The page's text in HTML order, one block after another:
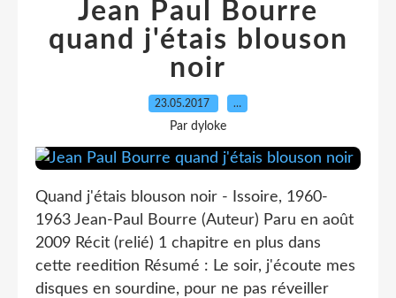
Jean Paul Bourre
quand j'étais blouson
noir
23.05.2017 …
Par dyloke
Quand j'étais blouson noir - Issoire, 1960-
1963 Jean-Paul Bourre (Auteur) Paru en août
2009 Récit (relié) 1 chapitre en plus dans
cette reedition Résumé : Le soir, j'écoute mes
disques en sourdine, pour ne pas réveiller